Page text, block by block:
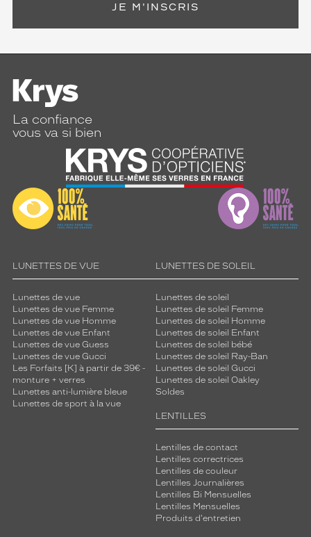
JE M'INSCRIS
La confiance
vous va si bien
LUNETTES DE VUE
Lunettes de vue
Lunettes de vue Femme
Lunettes de vue Homme
Lunettes de vue Enfant
Lunettes de vue Guess
Lunettes de vue Gucci
Les Forfaits [K] à partir de 39€ -
monture + verres
Lunettes anti-lumière bleue
Lunettes de sport à la vue
LUNETTES DE SOLEIL
Lunettes de soleil
Lunettes de soleil Femme
Lunettes de soleil Homme
Lunettes de soleil Enfant
Lunettes de soleil bébé
Lunettes de soleil Ray-Ban
Lunettes de soleil Gucci
Lunettes de soleil Oakley
Soldes
LENTILLES
Lentilles de contact
Lentilles correctrices
Lentilles de couleur
Lentilles Journalières
Lentilles Bi Mensuelles
Lentilles Mensuelles
Produits d'entretien